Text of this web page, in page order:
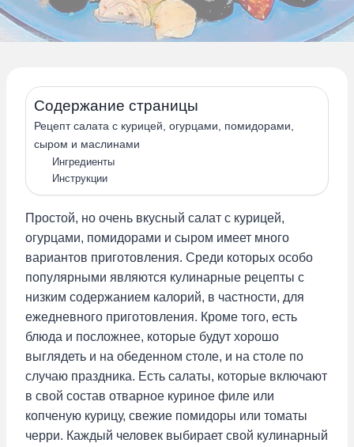
Содержание страницы
Рецепт салата с курицей, огурцами, помидорами,
сыром и маслинами
Ингредиенты
Инструкции
Простой, но очень вкусный салат с курицей,
огурцами, помидорами и сыром имеет много
вариантов приготовления. Среди которых особо
популярными являются кулинарные рецепты с
низким содержанием калорий, в частности, для
ежедневного приготовления. Кроме того, есть
блюда и посложнее, которые будут хорошо
выглядеть и на обеденном столе, и на столе по
случаю праздника. Есть салаты, которые включают
в свой состав отварное куриное филе или
копченую курицу, свежие помидоры или томаты
черри. Каждый человек выбирает свой кулинарный